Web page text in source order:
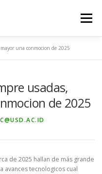
Menu
VENUES LINKS
una conmocion de 2025
usadas,
de 2025
de 2025 hallan de más grande
avances tecnologicos cual